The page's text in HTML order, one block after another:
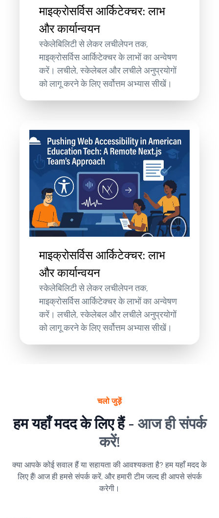
माइक्रोसर्विस आर्किटेक्चर: लाभ
और कार्यान्वयन
स्केलेबिलिटी से लेकर लचीलेपन तक,
माइक्रोसर्विस आर्किटेक्चर के लाभों का अन्वेषण
करें। लचीले, स्केलेबल और लचीले अनुप्रयोगों
को लागू करने के लिए सर्वोत्तम अभ्यास सीखें।
माइक्रोसर्विस आर्किटेक्चर: लाभ
और कार्यान्वयन
स्केलेबिलिटी से लेकर लचीलेपन तक,
माइक्रोसर्विस आर्किटेक्चर के लाभों का अन्वेषण
करें। लचीले, स्केलेबल और लचीले अनुप्रयोगों
को लागू करने के लिए सर्वोत्तम अभ्यास सीखें।
चलो जुड़ें
हम यहाँ मदद के लिए हैं - आज ही संपर्क
करें!
क्या आपके कोई सवाल हैं या सहायता की आवश्यकता है? हम यहाँ मदद के
लिए हैं! आज ही हमसे संपर्क करें, और हमारी टीम जल्द ही आपसे संपर्क
करेगी।